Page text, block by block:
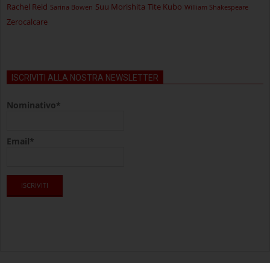
Rachel Reid Sarina Bowen Suu Morishita Tite Kubo William Shakespeare
Zerocalcare
ISCRIVITI ALLA NOSTRA NEWSLETTER
Nominativo*
Email*